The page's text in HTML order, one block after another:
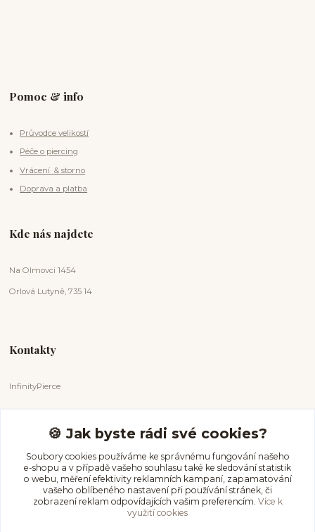
Pomoc & info
Průvodce velikostí
Péče o piercing
Vrácení & storno
Doprava a platba
Kde nás najdete
Na Olmovci 1454
Orlová Lutyně, 735 14
Kontakty
InfinityPierce
+420 731 681 038
(Po-Ne, 9-18 hod.)
info@infinitypierce.cz
🍪 Jak byste rádi své cookies?
Soubory cookies používáme ke správnému fungování našeho
e-shopu a v případě vašeho souhlasu také ke sledování statistik
o webu, měření efektivity reklamních kampaní, zapamatování
vašeho oblíbeného nastavení při používání stránek, či
zobrazení reklam odpovídajících vašim preferencím. Více k
využití cookies